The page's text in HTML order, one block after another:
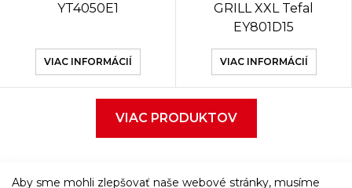
YT4050E1
VIAC INFORMÁCIÍ
GRILL XXL Tefal
EY801D15
VIAC INFORMÁCIÍ
VIAC PRODUKTOV
Aby sme mohli zlepšovať naše webové stránky, musíme